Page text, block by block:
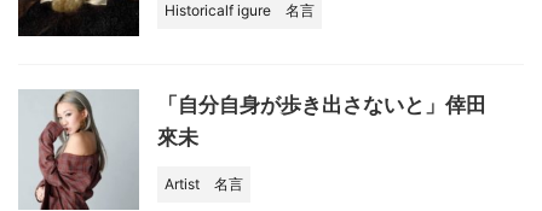
Historicalf igure 名言
「自分自身が歩き出さないと」倖田
來未
Artist 名言